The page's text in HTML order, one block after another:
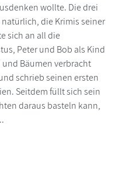
wollte. Die drei
natürlich, die Krimis seiner
sich an all die
Peter und Bob als Kind
und Bäumen verbracht
schrieb seinen ersten
Seitdem füllt sich sein
daraus basteln kann,